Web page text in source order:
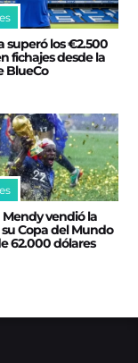
superó los €2.500
fichajes desde la
BlueCo
vendió la
Copa del Mundo
62.000 dólares